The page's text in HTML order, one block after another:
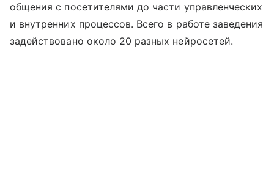
общения с посетителями до части управленческих
и внутренних процессов. Всего в работе заведения
задействовано около 20 разных нейросетей.